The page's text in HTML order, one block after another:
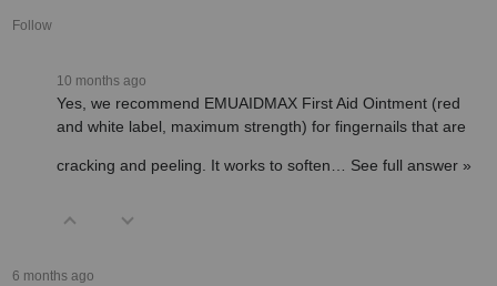
Follow
10 months ago
Yes, we recommend EMUAIDMAX First Aid Ointment (red
and white label, maximum strength) for fingernails that are
cracking and peeling. It works to soften… See full answer »
6 months ago